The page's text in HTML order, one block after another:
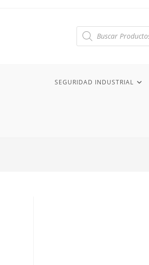
Búsqueda
SEGURIDAD INDUSTRIAL